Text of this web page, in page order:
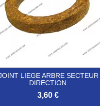
LIEGE ARBRE SECTEUR
DIRECTION
3,60 €